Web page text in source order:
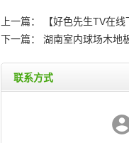
上一篇：
【好色先生TV在
下一篇：
湖南室内球场木地
联系方式